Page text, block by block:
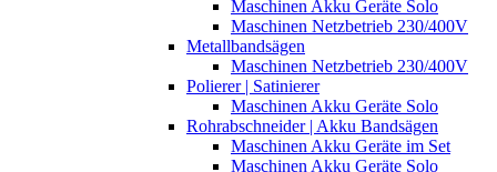
Maschinen Akku Geräte Solo
Maschinen Netzbetrieb 230/400V
Metallbandsägen
Maschinen Netzbetrieb 230/400V
Polierer | Satinierer
Maschinen Akku Geräte Solo
Rohrabschneider | Akku Bandsägen
Maschinen Akku Geräte im Set
Maschinen Akku Geräte Solo